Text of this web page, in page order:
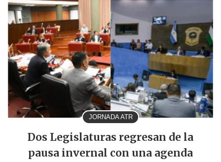
JORNADA ATR
Dos Legislaturas regresan de la
pausa invernal con una agenda